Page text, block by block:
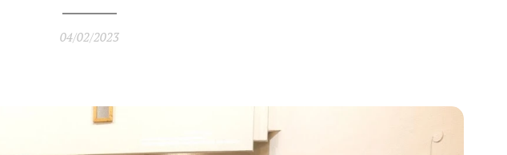
04/02/2023